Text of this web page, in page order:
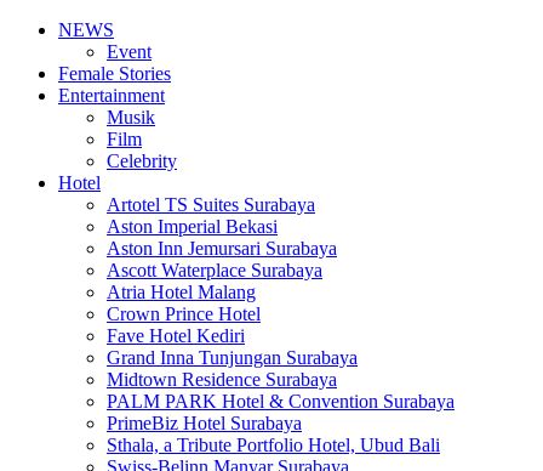
NEWS
Event
Female Stories
Entertainment
Musik
Film
Celebrity
Hotel
Artotel TS Suites Surabaya
Aston Imperial Bekasi
Aston Inn Jemursari Surabaya
Ascott Waterplace Surabaya
Atria Hotel Malang
Crown Prince Hotel
Fave Hotel Kediri
Grand Inna Tunjungan Surabaya
Midtown Residence Surabaya
PALM PARK Hotel & Convention Surabaya
PrimeBiz Hotel Surabaya
Sthala, a Tribute Portfolio Hotel, Ubud Bali
Swiss-Belinn Manyar Surabaya